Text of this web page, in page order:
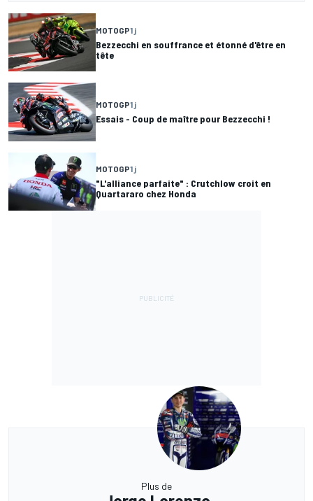
MOTOGP1 j
Bezzecchi en souffrance et étonné d'être en
tête
MOTOGP1 j
Essais - Coup de maître pour Bezzecchi !
MOTOGP1 j
"L'alliance parfaite" : Crutchlow croit en
Quartararo chez Honda
Plus de